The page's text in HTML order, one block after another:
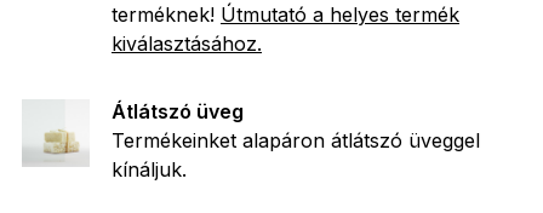
terméknek! Útmutató a helyes termék
kiválasztásához.
Átlátszó üveg
Termékeinket alapáron átlátszó üveggel
kínáljuk.